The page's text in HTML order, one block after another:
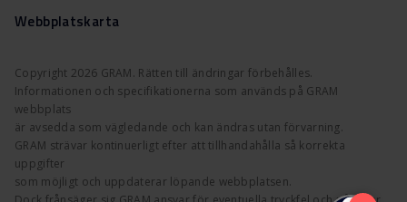
Copyright 2026 GRAM. Rätten till ändringar förbehålles.
Informationen och specifikationerna som används på GRAM
webbplats
är avsedda som vägledande och kan ändras utan förvarning.
GRAM strävar kontinuerligt efter att tillhandahålla så korrekta
uppgifter
som möjligt och uppdaterar löpande webbplatsen.
Webbplatskarta